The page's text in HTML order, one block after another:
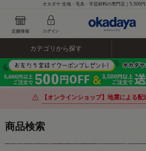
オカダヤ 生地・毛糸・手芸材料の専門店｜5,500円
カテゴリから探す
【オンラインショップ】地震による
商品検索